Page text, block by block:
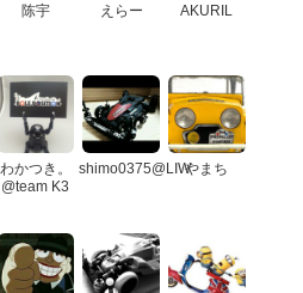
陈宇 えらー AKURIL
わかつき。
@team K3
shimo0375@LIWやまち